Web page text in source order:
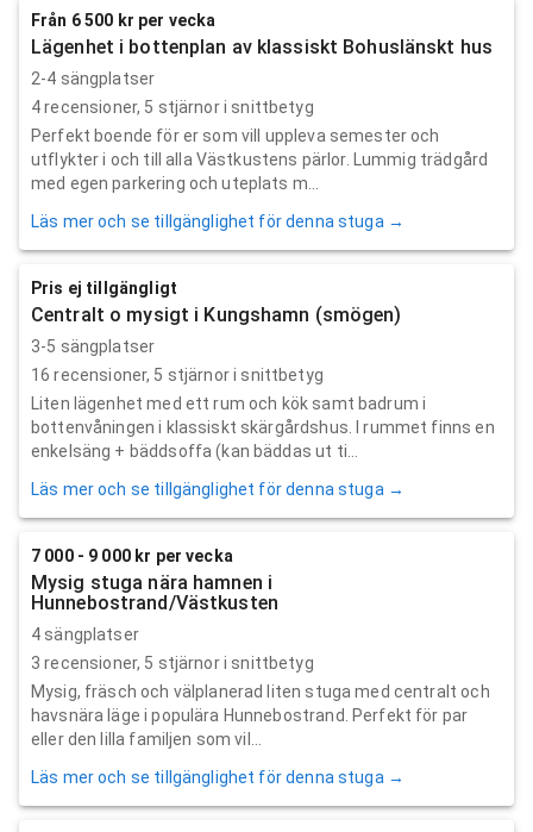
Från 6 500 kr per vecka
Lägenhet i bottenplan av klassiskt Bohuslänskt hus
2-4 sängplatser
4recensioner, 5 stjärnor i snittbetyg
Perfekt boende för er som vill uppleva semester och
utflykter i och till alla Västkustens pärlor. Lummig trädgård
med egen parkering och uteplats m...
Läs mer och se tillgänglighet för denna stuga →
Pris ej tillgängligt
Centralt o mysigt i Kungshamn (smögen)
3-5 sängplatser
16 recensioner, 5 stjärnor i snittbetyg
Liten lägenhet med ett rum och kök samt badrum i
bottenvåningen i klassiskt skärgårdshus. I rummet finns en
enkelsäng + bäddsoffa (kan bäddas ut ti...
Läs mer och se tillgänglighet för denna stuga →
7 000 - 9 000 kr per vecka
Mysig stuga nära hamnen i
Hunnebostrand/Västkusten
4 sängplatser
3 recensioner, 5 stjärnor i snittbetyg
Mysig, fräsch och välplanerad liten stuga med centralt och
havsnära läge i populära Hunnebostrand. Perfekt för par
eller den lilla familjen som vil...
Läs mer och se tillgänglighet för denna stuga →